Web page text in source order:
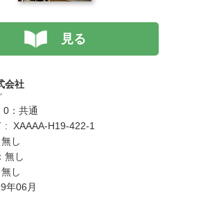
見る
会社
：共通
: XAAAA-H19-422-1
し
無し
し
年06月